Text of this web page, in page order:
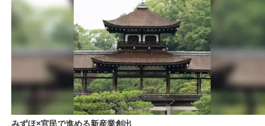
みずほ×官民で進める新産業創出